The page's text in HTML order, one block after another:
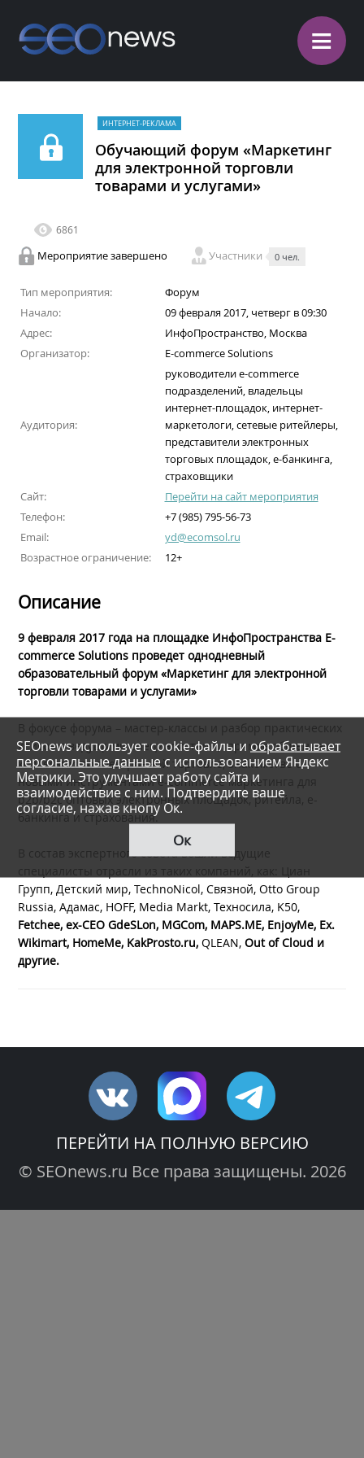
≡
ИНТЕРНЕТ-РЕКЛАМА
Обучающий форум «Маркетинг
для электронной торговли
товарами и услугами»
6861
Мероприятие завершено Участники 0 чел.
Тип мероприятия:
Форум
Начало:
09 февраля 2017, четверг в 09:30
Адрес:
ИнфоПространство, Москва
Организатор:
E-commerce Solutions
Аудитория:
руководители e-commerce
подразделений, владельцы
интернет-площадок, интернет-
маркетологи, сетевые ритейлеры,
представители электронных
торговых площадок, e-банкинга,
страховщики
Сайт:
Перейти на сайт мероприятия
Телефон:
+7 (985) 795-56-73
Email:
yd@ecomsol.ru
Возрастное ограничение:
12+
Описание
9 февраля 2017 года на площадке ИнфоПространства E-
commerce Solutions проведет однодневный
образовательный форум «Маркетинг для электронной
торговли товарами и услугами»
В фокусе форума – мастер-классы и разбор практических
кейсов с ведущими специалистами, прямое общение с
коллегами по электронной торговле, знакомство с
новыми инструментами e-commerce маркетинга для
b2b/b2c оптовых электронных площадок, ритейла, e-
банкинга и страхования.
В состав экспертного совета вошли ведущие
специалисты отрасли из таких компаний, как: Циан
Групп, Детский мир, TechnoNicol, Связной, Otto Group
Russia, Адамас, HOFF, Media Markt, Техносила, K50,
Fetchee, ex-CEO GdeSLon, MGCom, MAPS.ME, EnjoyMe, Ex.
Wikimart, HomeMe, KakProsto.ru,QLEAN,Out of Cloud и
другие.
SEOnews использует cookie-файлы иобрабатывает
персональные данныес использованием Яндекс
Метрики. Это улучшает работу сайта и
взаимодействие с ним. Подтвердите ваше
согласие, нажав кнопу Ок.
Ок
ПЕРЕЙТИ НА ПОЛНУЮ ВЕРСИЮ
© SEOnews.ru Все права защищены. 2026